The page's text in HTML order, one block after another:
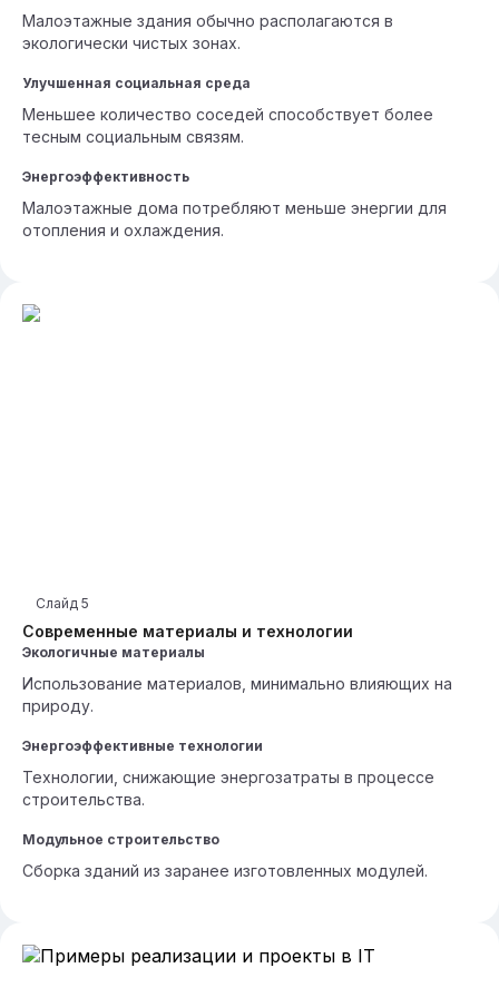
Малоэтажные здания обычно располагаются в
экологически чистых зонах.
Улучшенная социальная среда
Меньшее количество соседей способствует более
тесным социальным связям.
Энергоэффективность
Малоэтажные дома потребляют меньше энергии для
отопления и охлаждения.
Современные материалы и технологии
Слайд 5
Экологичные материалы
Использование материалов, минимально влияющих на
природу.
Энергоэффективные технологии
Технологии, снижающие энергозатраты в процессе
строительства.
Модульное строительство
Сборка зданий из заранее изготовленных модулей.